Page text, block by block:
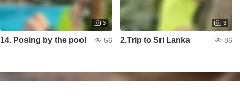
3
14. Posing by the pool 56
3
2.Trip to Sri Lanka 86